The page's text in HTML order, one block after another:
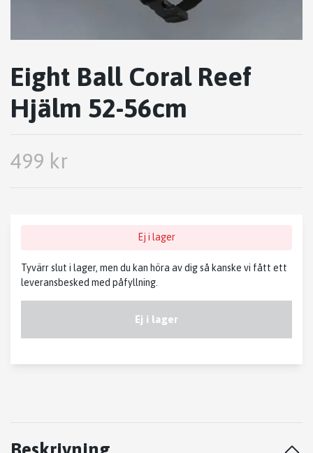
Eight Ball Coral Reef
Hjälm 52-56cm
499 kr
Ej i lager
Tyvärr slut i lager, men du kan höra av dig så kanske vi fått ett
leveransbesked med påfyllning.
Ej i lager